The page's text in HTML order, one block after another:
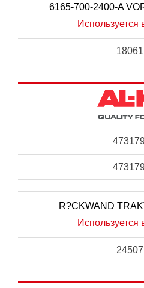
6165-700-2400-A
Используется
18061
R?CKWAND
Используется
24507